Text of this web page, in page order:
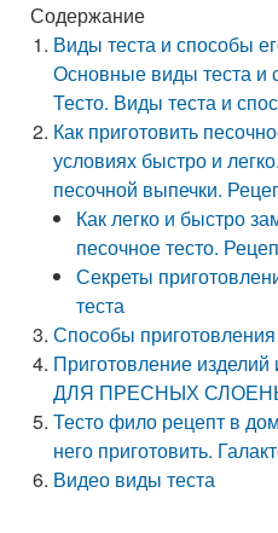
Содержание
Виды теста и способы
Основные виды теста и
Тесто. Виды теста и
Как приготовить
условиях быстро и
песочной выпечки.
Как легко и быстро
песочное тесто.
Секреты
теста
Способы
Приготовление
ДЛЯ ПРЕСНЫХ
Тесто фило рецепт в
него приготовить.
Видео виды теста